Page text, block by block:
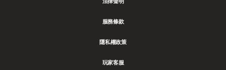
服務條款
隱私權政策
玩家客服